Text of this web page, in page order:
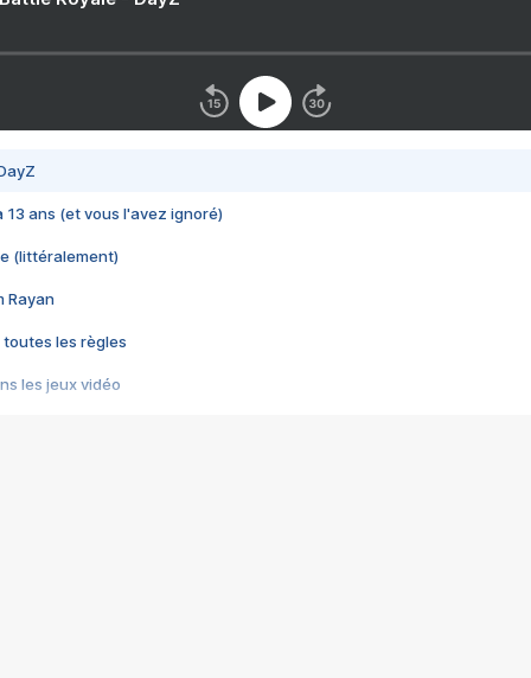
13 ans (et vous l'avez ignoré)
(littéralement)
Rayan
toutes les règles
les jeux vidéo